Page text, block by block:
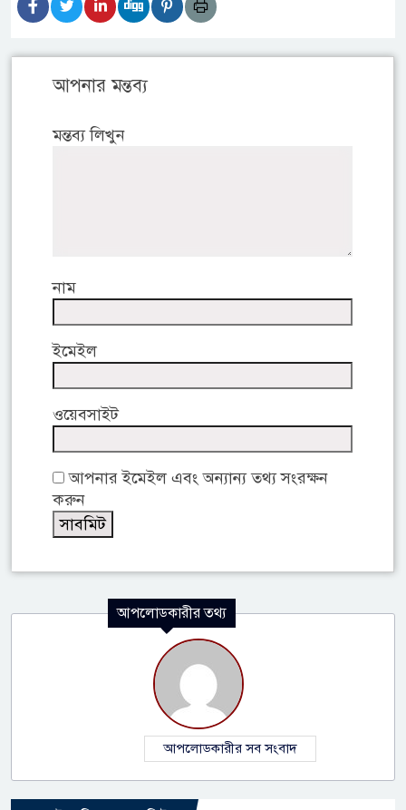
আপনার মন্তব্য
মন্তব্য লিখুন
নাম
ইমেইল
ওয়েবসাইট
আপনার ইমেইল এবং অন্যান্য তথ্য সংরক্ষন
করুন
আপলোডকারীর তথ্য
আপলোডকারীর সব সংবাদ